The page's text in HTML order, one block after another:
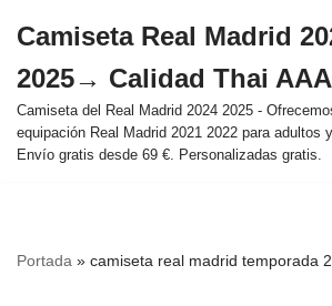
al
contenido
Camiseta Real Madrid
2025→ Calidad Thai AAA
Camiseta del Real Madrid 2024 2025 -
equipación Real Madrid 2021 2022 para adultos
Envío gratis desde 69 €. Personalizadas gratis.
Portada » camiseta real madrid temporada